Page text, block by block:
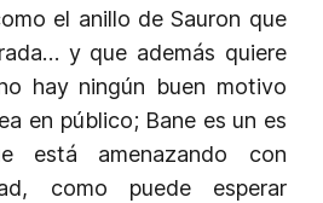
el anillo de Sauron que
y que además quiere
hay ningún buen motivo
en público; Bane es un es
está amenazando con
como puede esperar